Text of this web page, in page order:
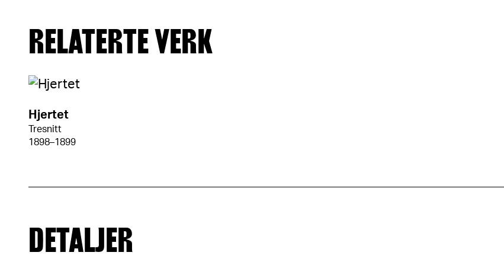
RELATERTE VERK
Hjertet
Tresnitt
1898–1899
DETALJER